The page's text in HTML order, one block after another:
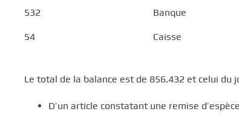
532
54
Banque
Caisse
Le total de la balance est de 856.432 et celui du
D’un article constatant une remise